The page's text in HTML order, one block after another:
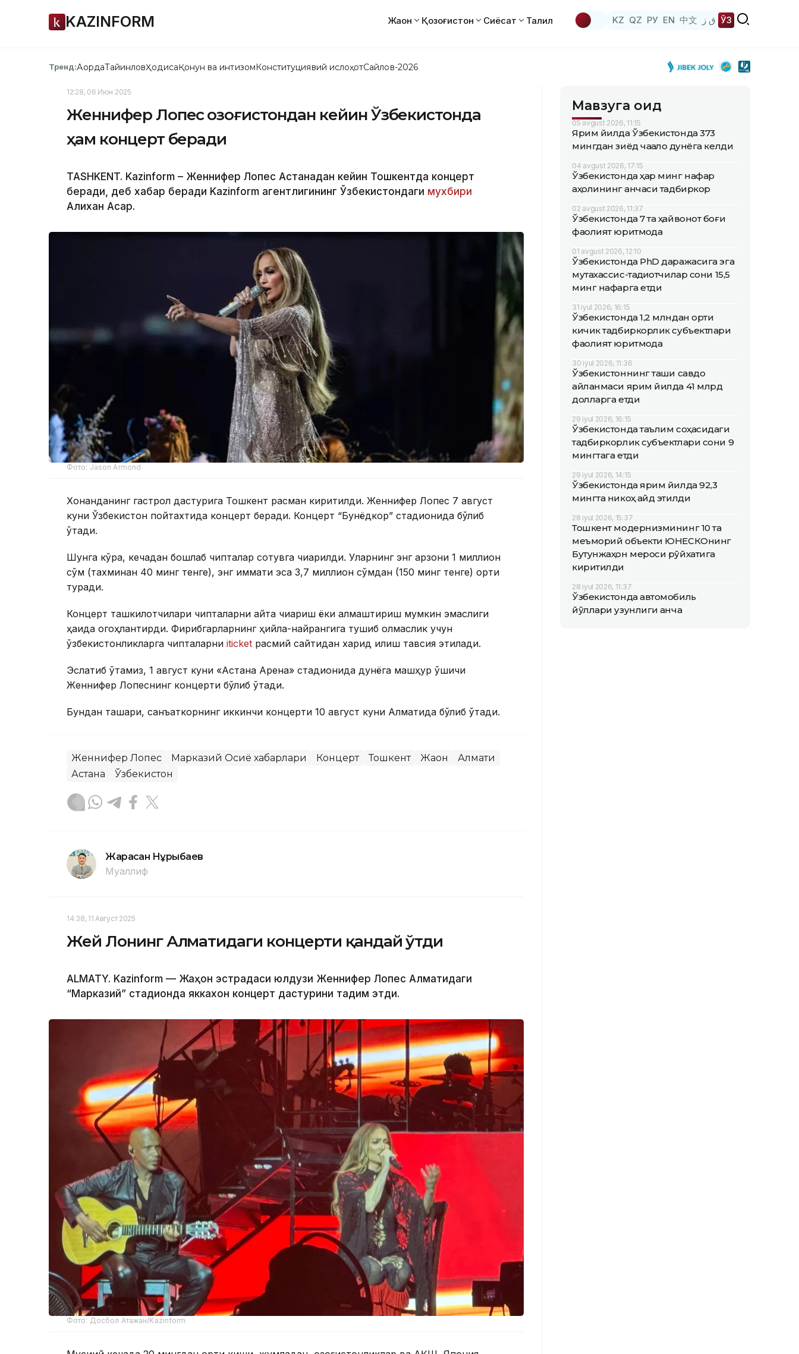
KAZINFORM Жаҳон Қозоғистон Сиёсат Таҳлил KZ QZ РУ EN 中文 ق ز ЎЗ
Тренд:АқордаТайинловҲодисаҚонун ва интизомКонституциявий ислоҳотСайлов-2026
12:28, 06 Июн 2025
Женнифер Лопес Қозоғистондан кейин Ўзбекистонда
ҳам концерт беради
TASHKENT. Kazinform – Женнифер Лопес Астанадан кейин Тошкентда концерт
беради, деб хабар беради Kazinform агентлигининг Ўзбекистондаги мухбири
Алихан Асқар.
Фото: Jason Armond
Хонанданинг гастрол дастурига Тошкент расман киритилди. Женнифер Лопес 7 август
куни Ўзбекистон пойтахтида концерт беради. Концерт “Бунёдкор” стадионида бўлиб
ўтади.
Шунга кўра, кечадан бошлаб чипталар сотувга чиқарилди. Уларнинг энг арзони 1 миллион
сўм (тахминан 40 минг тенге), энг қиммати эса 3,7 миллион сўмдан (150 минг тенге) ортиқ
туради.
Концерт ташкилотчилари чипталарни қайта чиқариш ёки алмаштириш мумкин эмаслиги
ҳақида огоҳлантирди. Фирибгарларнинг ҳийла-найрангига тушиб қолмаслик учун
ўзбекистонликларга чипталарни iticket расмий сайтидан харид қилиш тавсия этилади.
Эслатиб ўтамиз, 1 август куни «Астана Арена» стадионида дунёга машҳур қўшиқчи
Женнифер Лопеснинг концерти бўлиб ўтади.
Бундан ташқари, санъаткорнинг иккинчи концерти 10 август куни Алматида бўлиб ўтади.
Женнифер Лопес Марказий Осиё хабарлари Концерт Тошкент Жаҳон
Алмати
Астана
Ўзбекистон
Жарасқан Нұрыбаев
Муаллиф
14:38, 11 Август 2025
Жей Лонинг Алматидаги концерти қандай ўтди
ALMATY. Kazinform — Жаҳон эстрадаси юлдузи Женнифер Лопес Алматидаги
“Марказий” стадионда яккахон концерт дастурини тақдим этди.
Фото: Досбол Атажан/Kazinform
Мавзуга оид
05 avgust 2026, 11:15
Ярим йилда Ўзбекистонда 373
мингдан зиёд чақалоқ дунёга келди
04 avgust 2026, 17:15
Ўзбекистонда ҳар минг нафар
аҳолининг қанчаси тадбиркор
02 avgust 2026, 11:37
Ўзбекистонда 7 та ҳайвонот боғи
фаолият юритмоқда
01 avgust 2026, 12:10
Ўзбекистонда PhD даражасига эга
мутахассис-тадқиқотчилар сони 15,5
минг нафарга етди
31 iyul 2026, 16:15
Ўзбекистонда 1,2 млндан ортиқ
кичик тадбиркорлик субъектлари
фаолият юритмоқда
30 iyul 2026, 11:36
Ўзбекистоннинг ташқи савдо
айланмаси ярим йилда 41 млрд
долларга етди
29 iyul 2026, 16:15
Ўзбекистонда таълим соҳасидаги
тадбиркорлик субъектлари сони 9
мингтага етди
29 iyul 2026, 14:15
Ўзбекистонда ярим йилда 92,3
мингта никоҳ қайд этилди
28 iyul 2026, 15:37
Тошкент модернизмининг 10 та
меъморий объекти ЮНEСКОнинг
Бутунжаҳон мероси рўйхатига
киритилди
28 iyul 2026, 11:37
Ўзбекистонда автомобиль
йўллари узунлиги қанча